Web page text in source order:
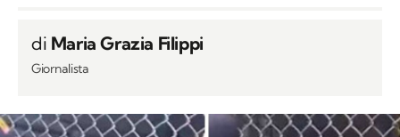
di Maria Grazia Filippi
Giornalista